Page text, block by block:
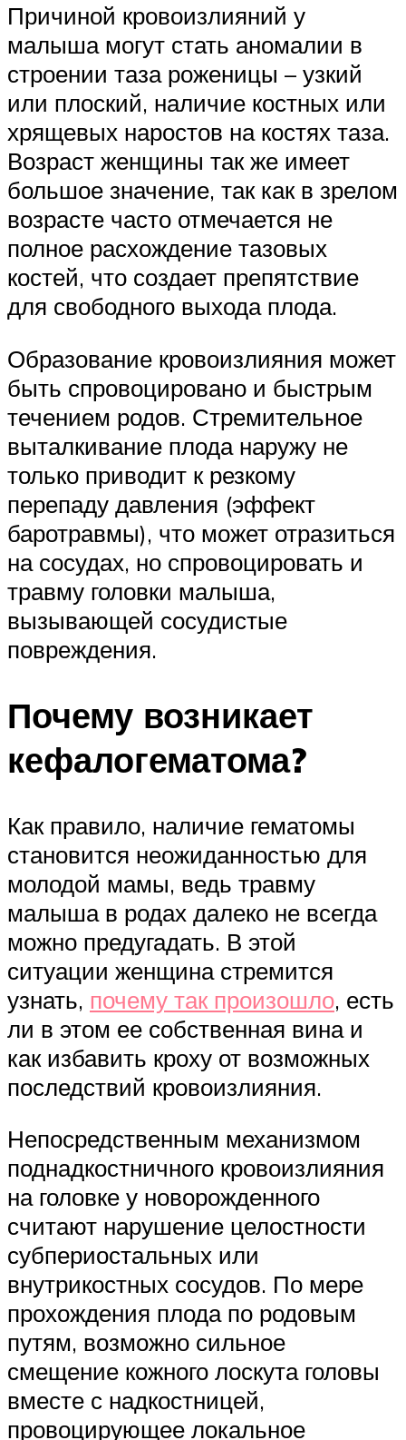
Причиной кровоизлияний у
малыша могут стать аномалии в
строении таза роженицы – узкий
или плоский, наличие костных или
хрящевых наростов на костях таза.
Возраст женщины так же имеет
большое значение, так как в зрелом
возрасте часто отмечается не
полное расхождение тазовых
костей, что создает препятствие
для свободного выхода плода.
Образование кровоизлияния может
быть спровоцировано и быстрым
течением родов. Стремительное
выталкивание плода наружу не
только приводит к резкому
перепаду давления (эффект
баротравмы), что может отразиться
на сосудах, но спровоцировать и
травму головки малыша,
вызывающей сосудистые
повреждения.
Почему возникает
кефалогематома?
Как правило, наличие гематомы
становится неожиданностью для
молодой мамы, ведь травму
малыша в родах далеко не всегда
можно предугадать. В этой
ситуации женщина стремится
узнать, почему так произошло, есть
ли в этом ее собственная вина и
как избавить кроху от возможных
последствий кровоизлияния.
Непосредственным механизмом
поднадкостничного кровоизлияния
на головке у новорожденного
считают нарушение целостности
субпериостальных или
внутрикостных сосудов. По мере
прохождения плода по родовым
путям, возможно сильное
смещение кожного лоскута головы
вместе с надкостницей,
провоцирующее локальное